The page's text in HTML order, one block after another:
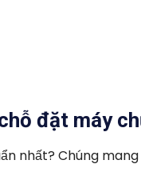
đặt máy
nhất? Chúng mang